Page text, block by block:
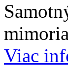
Viac